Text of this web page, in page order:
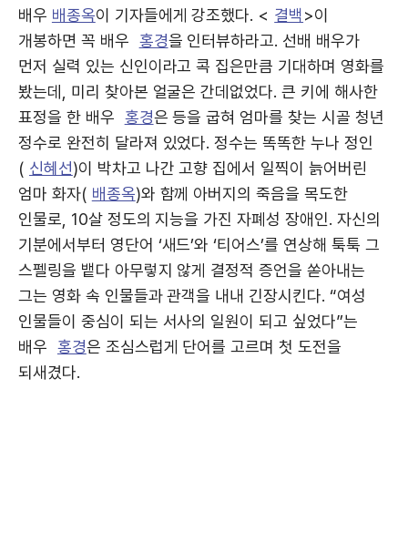
배우 배종옥이 기자들에게 강조했다. < 결백>이
개봉하면 꼭 배우 홍경을 인터뷰하라고. 선배 배우가
먼저 실력 있는 신인이라고 콕 집은만큼 기대하며 영화를
봤는데, 미리 찾아본 얼굴은 간데없었다. 큰 키에 해사한
표정을 한 배우 홍경은 등을 굽혀 엄마를 찾는 시골 청년
정수로 완전히 달라져 있었다. 정수는 똑똑한 누나 정인
( 신혜선)이 박차고 나간 고향 집에서 일찍이 늙어버린
엄마 화자( 배종옥)와 함께 아버지의 죽음을 목도한
인물로, 10살 정도의 지능을 가진 자폐성 장애인. 자신의
기분에서부터 영단어 ‘새드’와 ‘티어스’를 연상해 툭툭 그
스펠링을 뱉다 아무렇지 않게 결정적 증언을 쏟아내는
그는 영화 속 인물들과 관객을 내내 긴장시킨다. “여성
인물들이 중심이 되는 서사의 일원이 되고 싶었다”는
배우 홍경은 조심스럽게 단어를 고르며 첫 도전을
되새겼다.